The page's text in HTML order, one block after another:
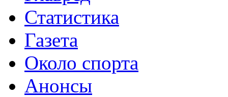
Статистика
Газета
Около спорта
Анонсы